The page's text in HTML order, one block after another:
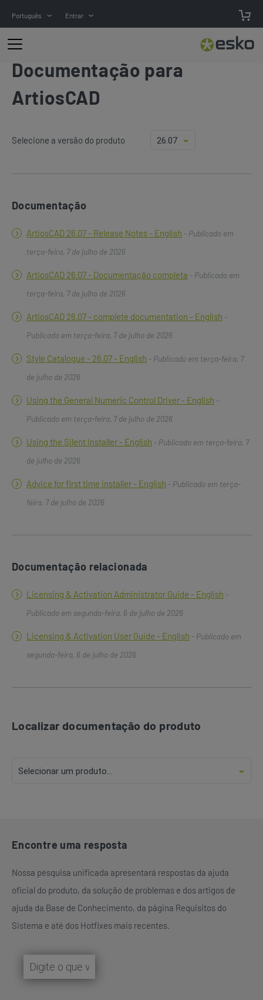
Português Entrar
Documentação para
ArtiosCAD
Selecione a versão do produto
Documentação
ArtiosCAD 26.07 - Release Notes - English - Publicado em
terça-feira, 7 de julho de 2026
ArtiosCAD 26.07 - Documentação completa - Publicado em
terça-feira, 7 de julho de 2026
ArtiosCAD 26.07 - complete documentation - English -
Publicado em terça-feira, 7 de julho de 2026
Style Catalogue - 26.07 - English - Publicado em terça-feira, 7
de julho de 2026
Using the General Numeric Control Driver - English -
Publicado em terça-feira, 7 de julho de 2026
Using the Silent Installer - English - Publicado em terça-feira, 7
de julho de 2026
Advice for first time installer - English - Publicado em terça-
feira, 7 de julho de 2026
Documentação relacionada
Licensing & Activation Administrator Guide - English -
Publicado em segunda-feira, 6 de julho de 2026
Licensing & Activation User Guide - English - Publicado em
segunda-feira, 6 de julho de 2026
Localizar documentação do produto
Encontre uma resposta
Nossa pesquisa unificada apresentará respostas da ajuda
oficial do produto, da solução de problemas e dos artigos de
ajuda da Base de Conhecimento, da página Requisitos do
Sistema e até dos Hotfixes mais recentes.